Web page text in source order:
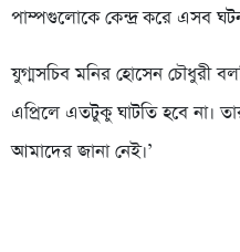
পাম্পগুলোকে কেন্দ্র করে এসব
যুগ্মসচিব মনির হোসেন চৌধুরী
এপ্রিলে এতটুকু ঘাটতি হবে না।
আমাদের জানা নেই।’